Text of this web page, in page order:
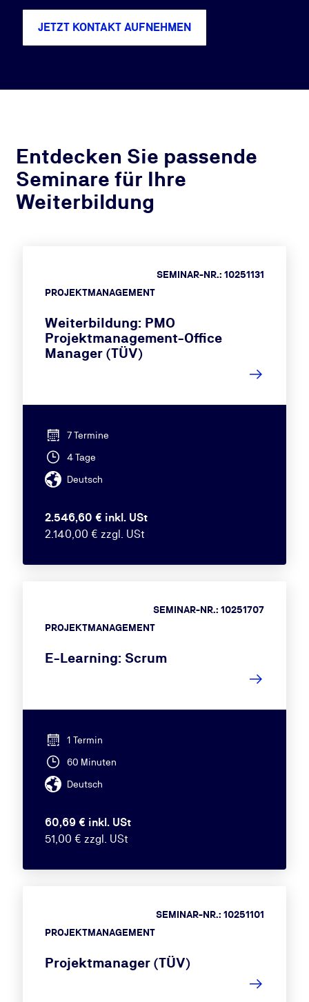
JETZT KONTAKT AUFNEHMEN
Entdecken Sie passende
Seminare für Ihre
Weiterbildung
PROJEKTMANAGEMENT
SEMINAR-NR.: 10251131
Weiterbildung: PMO
Projektmanagement-Office
Manager (TÜV)
7 Termine
4 Tage
Deutsch
2.546,60 € inkl. USt
2.140,00 € zzgl. USt
PROJEKTMANAGEMENT
SEMINAR-NR.: 10251707
E-Learning: Scrum
1 Termin
60 Minuten
Deutsch
60,69 € inkl. USt
51,00 € zzgl. USt
PROJEKTMANAGEMENT
SEMINAR-NR.: 10251101
Projektmanager (TÜV)